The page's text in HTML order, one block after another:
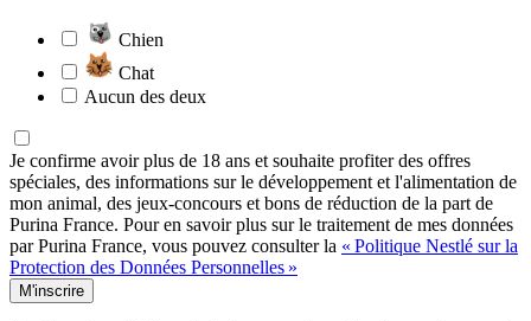
Chien
Chat
Aucun des deux
Je confirme avoir plus de 18 ans et souhaite profiter des offres
spéciales, des informations sur le développement et l'alimentation de
mon animal, des jeux-concours et bons de réduction de la part de
Purina France. Pour en savoir plus sur le traitement de mes données
par Purina France, vous pouvez consulter la « Politique Nestlé sur la
Protection des Données Personnelles »
M'inscrire